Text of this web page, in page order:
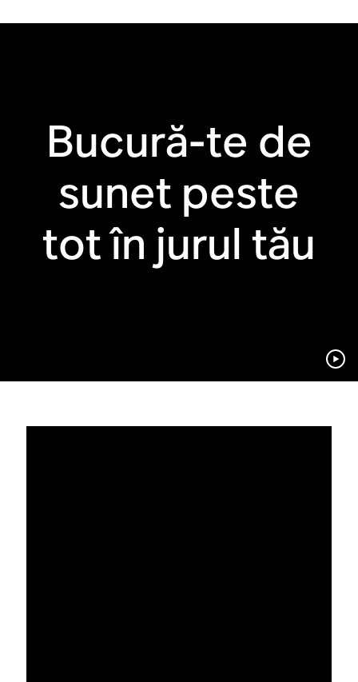
Apple AirPlay 2 Comenzi tactile
Rezistentă la
Materiale reciclate
Bucură-te de
sunet peste
tot în jurul tău